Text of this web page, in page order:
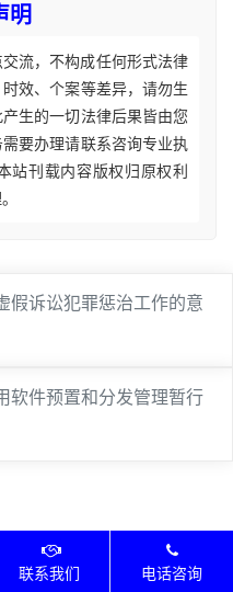
明
流，不构成任何形式法律
效、个案等差异，请勿生
生的一切法律后果皆由您
要办理请联系咨询专业执
站刊载内容版权归原权利
假诉讼犯罪惩治工作的意
软件预置和分发管理暂行
🔍
联系我们 电话咨询